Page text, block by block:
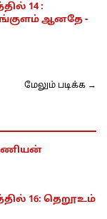
14 :
ஆனதே -
மேலும் படிக்க →
16: தெறூஉம்